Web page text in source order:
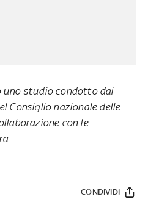
uno studio condotto dai
Consiglio nazionale delle
con le
CONDIVIDI